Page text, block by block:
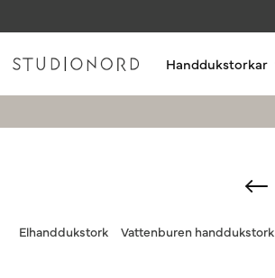
Handdukstorkar
Elhanddukstork Vattenburen handdukstork